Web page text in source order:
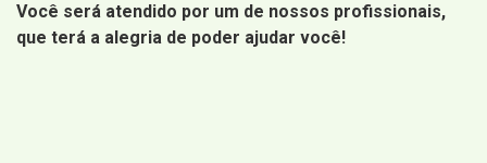
Você será atendido por um de nossos profissionais,
que terá a alegria de poder ajudar você!